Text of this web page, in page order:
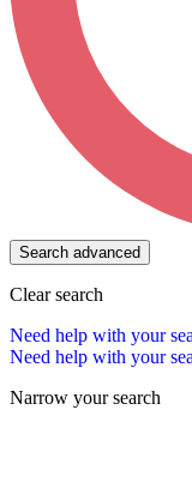
Search advanced
Clear search
Need help with your
Need help with your
Narrow your search